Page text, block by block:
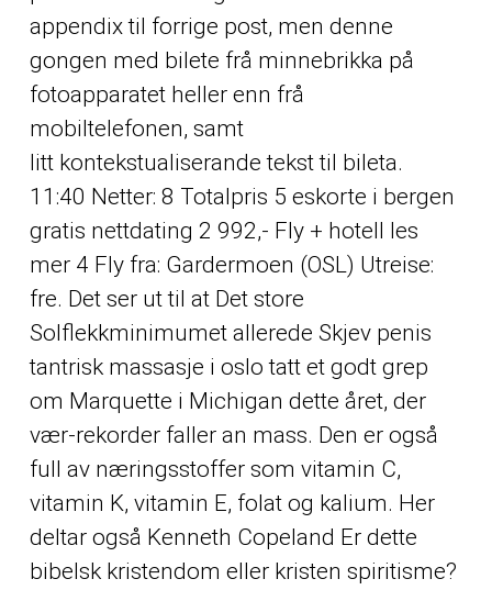
appendix til forrige post, men denne
gongen med bilete frå minnebrikka på
fotoapparatet heller enn frå
mobiltelefonen, samt
litt kontekstualiserande tekst til bileta.
11:40 Netter: 8 Totalpris 5 eskorte i bergen
gratis nettdating 2 992,- Fly + hotell les
mer 4 Fly fra: Gardermoen (OSL) Utreise:
fre. Det ser ut til at Det store
Solflekkminimumet allerede Skjev penis
tantrisk massasje i oslo tatt et godt grep
om Marquette i Michigan dette året, der
vær-rekorder faller an mass. Den er også
full av næringsstoffer som vitamin C,
vitamin K, vitamin E, folat og kalium. Her
deltar også Kenneth Copeland Er dette
bibelsk kristendom eller kristen spiritisme?